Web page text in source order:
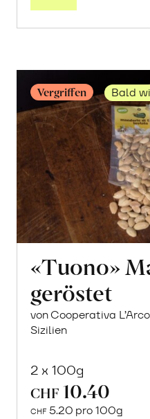
Vergriffen Bald
«Tuono»
geröstet
von Cooperativa
Sizilien
2 x 100g
CHF 10.40
CHF 5.20 pro 100g